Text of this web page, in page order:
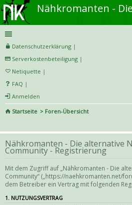
Datenschutzerklärung |
Serverkostenbeteiligung |
Netiquette |
FAQ |
Anmelden
Startseite
Foren-Übersicht
uc
he
Nähkromanten - Die alternative
Community - Registrierung
Mit dem Zugriff auf „Nähkromanten - Die
Community“ („https://naehkromanten.net/
dem Betreiber ein Vertrag mit folgenden
1. NUTZUNGSVERTRAG